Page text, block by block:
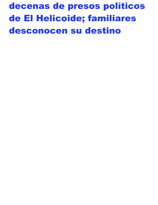
decenas de presos políticos
de El Helicoide; familiares
desconocen su destino